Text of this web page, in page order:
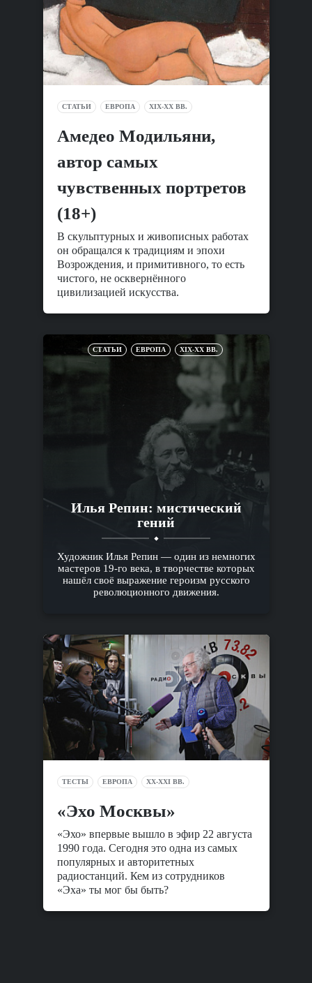
СТАТЬИ ЕВРОПА XIX-XX ВВ.
Амедео Модильяни,
автор самых
чувственных портретов
(18+)
В скульптурных и живописных работах
он обращался к традициям и эпохи
Возрождения, и примитивного, то есть
чистого, не осквернённого
цивилизацией искусства.
СТАТЬИ ЕВРОПА XIX-XX ВВ.
Илья Репин: мистический
гений
Художник Илья Репин — один из немногих
мастеров 19-го века, в творчестве которых
нашёл своё выражение героизм русского
революционного движения.
ТЕСТЫ ЕВРОПА XX-XXI ВВ.
«Эхо Москвы»
«Эхо» впервые вышло в эфир 22 августа
1990 года. Сегодня это одна из самых
популярных и авторитетных
радиостанций. Кем из сотрудников
«Эха» ты мог бы быть?